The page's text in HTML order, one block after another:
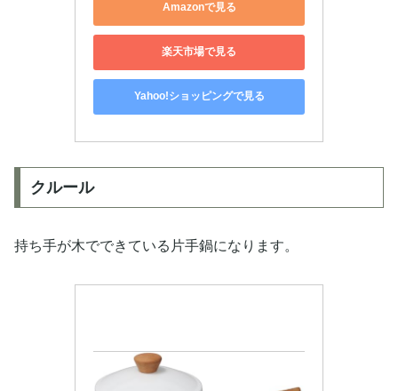
Amazonで見る
楽天市場で見る
Yahoo!ショッピングで見る
クルール
持ち手が木でできている片手鍋になります。